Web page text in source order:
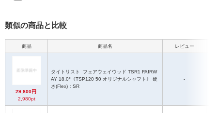
類似の商品と比較
商品 商品名 レビュー
29,800円
2,980pt
タイトリスト
AY 18.0°《TSP120 50 オリジナルシャフト》 硬
さ(Flex)：SR
-